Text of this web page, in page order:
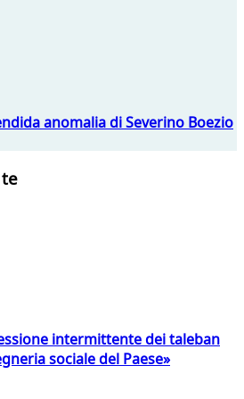
anomalia di Severino Boezio
intermittente dei taleban
sociale del Paese»